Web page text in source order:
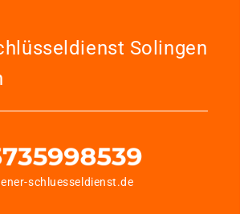
Solingen
schluesseldienst.de